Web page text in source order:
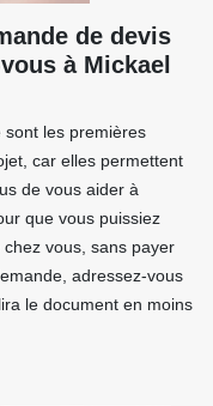
de devis
à Mickael
sont les premières
car elles permettent
de vous aider à
que vous puissiez
vous, sans payer
adressez-vous
le document en moins